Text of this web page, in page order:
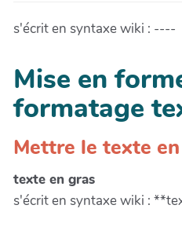
s'écrit en syntaxe wiki : ----
Mise en
formatage
Mettre le texte
texte en gras
s'écrit en syntaxe wiki :